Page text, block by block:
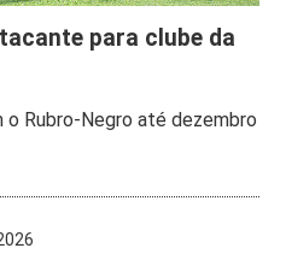
para clube da
Rubro-Negro até dezembro